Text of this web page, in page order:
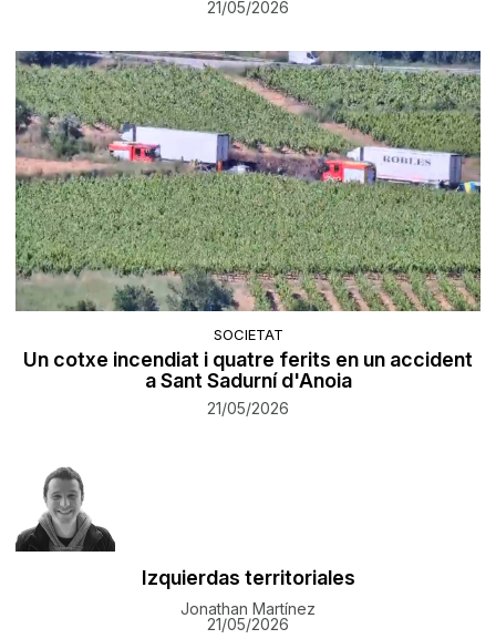
21/05/2026
SOCIETAT
Un cotxe incendiat i quatre ferits en un accident
a Sant Sadurní d'Anoia
21/05/2026
Izquierdas territoriales
Jonathan Martínez
21/05/2026